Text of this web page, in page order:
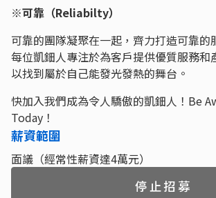
※可靠（Reliabilty）
可靠的團隊凝聚在一起，齊力打造可靠的
每位凱鈿人專注於為客戶提供優質服務和
以找到屬於自己能發光發熱的舞台。
快加入我們成為令人驕傲的凱鈿人！Be
Today！
薪資範圍
面議（經常性薪資達4萬元）
停止招募